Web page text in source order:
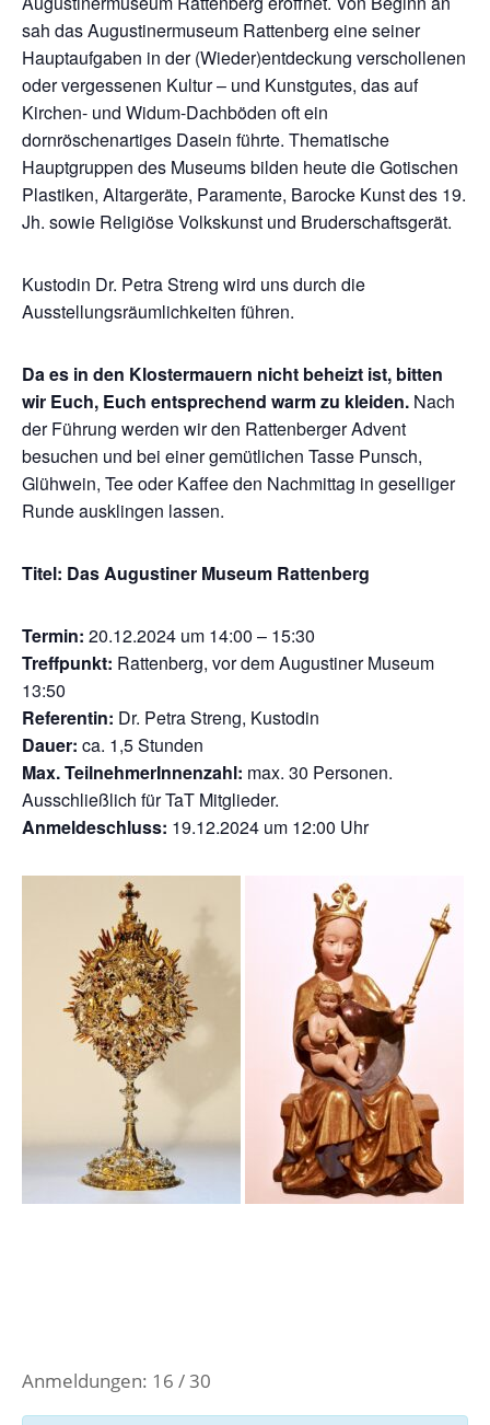
sah das Augustinermuseum Rattenberg eine seiner
Hauptaufgaben in der (Wieder)entdeckung verschollenen
oder vergessenen Kultur – und Kunstgutes, das auf
Kirchen- und Widum-Dachböden oft ein
dornröschenartiges Dasein führte. Thematische
Hauptgruppen des Museums bilden heute die Gotischen
Plastiken, Altargeräte, Paramente, Barocke Kunst des 19.
Jh. sowie Religiöse Volkskunst und Bruderschaftsgerät.
Kustodin Dr. Petra Streng wird uns durch die
Ausstellungsräumlichkeiten führen.
Da es in den Klostermauern nicht beheizt ist, bitten
wir Euch, Euch entsprechend warm zu kleiden. Nach
der Führung werden wir den Rattenberger Advent
besuchen und bei einer gemütlichen Tasse Punsch,
Glühwein, Tee oder Kaffee den Nachmittag in geselliger
Runde ausklingen lassen.
Titel: Das Augustiner Museum Rattenberg
Termin: 20.12.2024 um 14:00 – 15:30
Treffpunkt: Rattenberg, vor dem Augustiner Museum
13:50
Referentin: Dr. Petra Streng, Kustodin
Dauer: ca. 1,5 Stunden
Max. TeilnehmerInnenzahl: max. 30 Personen.
Ausschließlich für TaT Mitglieder.
Anmeldeschluss: 19.12.2024 um 12:00 Uhr
Anmeldungen: 16 / 30